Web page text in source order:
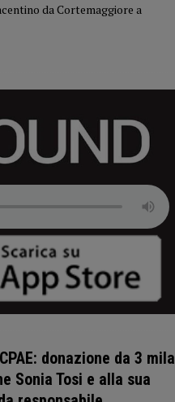
da Cortemaggiore a
donazione da 3 mila
Sonia Tosi e alla sua